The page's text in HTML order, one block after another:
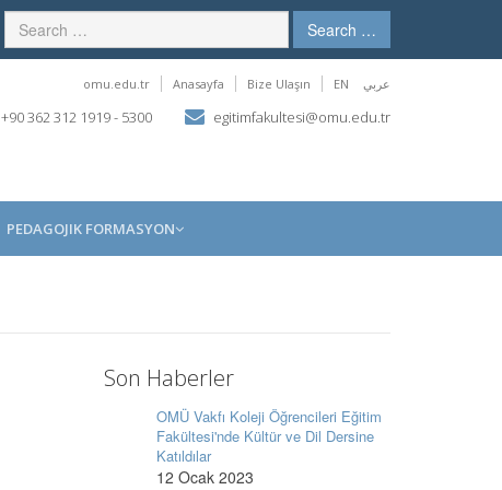
Search …
omu.edu.tr Anasayfa Bize Ulaşın EN عربي
+90 362 312 1919 - 5300 egitimfakultesi@omu.edu.tr
PEDAGOJIK FORMASYON
Son Haberler
OMÜ Vakfı Koleji Öğrencileri Eğitim
Fakültesi'nde Kültür ve Dil Dersine
Katıldılar
12 Ocak 2023